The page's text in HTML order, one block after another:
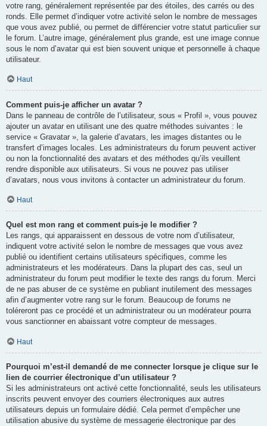
votre rang, généralement représentée par des étoiles, des carrés ou des
ronds. Elle permet d’indiquer votre activité selon le nombre de messages
que vous avez publié, ou permet de différencier votre statut particulier sur
le forum. L’autre image, généralement plus grande, est une image connue
sous le nom d’avatar qui est bien souvent unique et personnelle à chaque
utilisateur.
Haut
Comment puis-je afficher un avatar ?
Dans le panneau de contrôle de l’utilisateur, sous « Profil », vous pouvez
ajouter un avatar en utilisant une des quatre méthodes suivantes : le
service « Gravatar », la galerie d’avatars, les images distantes ou le
transfert d’images locales. Les administrateurs du forum peuvent activer
ou non la fonctionnalité des avatars et des méthodes qu’ils veuillent
rendre disponible aux utilisateurs. Si vous ne pouvez pas utiliser
d’avatars, nous vous invitons à contacter un administrateur du forum.
Haut
Quel est mon rang et comment puis-je le modifier ?
Les rangs, qui apparaissent en dessous de votre nom d’utilisateur,
indiquent votre activité selon le nombre de messages que vous avez
publié ou identifient certains utilisateurs spécifiques, comme les
administrateurs et les modérateurs. Dans la plupart des cas, seul un
administrateur du forum peut modifier le texte des rangs du forum. Merci
de ne pas abuser de ce système en publiant inutilement des messages
afin d’augmenter votre rang sur le forum. Beaucoup de forums ne
toléreront pas ce procédé et un administrateur ou un modérateur pourra
vous sanctionner en abaissant votre compteur de messages.
Haut
Pourquoi m’est-il demandé de me connecter lorsque je clique sur le
lien de courrier électronique d’un utilisateur ?
Si les administrateurs ont activé cette fonctionnalité, seuls les utilisateurs
inscrits peuvent envoyer des courriers électroniques aux autres
utilisateurs depuis un formulaire dédié. Cela permet d’empêcher une
utilisation abusive du système de messagerie électronique par des